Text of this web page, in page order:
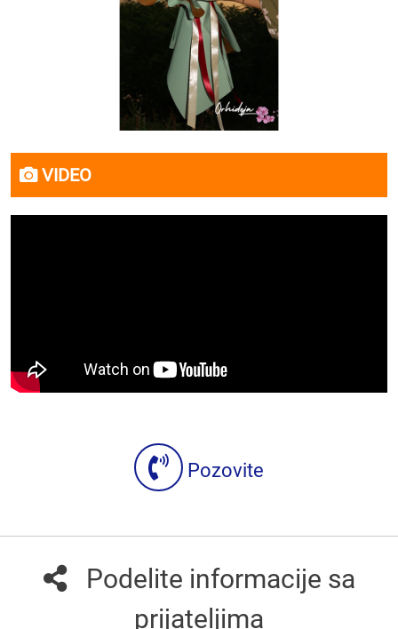
VIDEO
Pozovite
Podelite informacije sa
prijateljima